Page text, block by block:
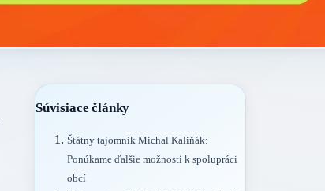
Súvisiace články
Štátny tajomník Michal Kaliňák:
Ponúkame ďalšie možnosti k spolupráci
obcí